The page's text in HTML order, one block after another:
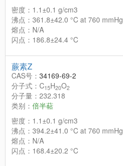
密度：1.1±0.1 g/cm3
沸点：361.8±42.0 °C at 760 mmHg
熔点：N/A
闪点：186.8±24.4 °C
蕨素Z
CAS号： 34169-69-2
分子式：C15H20O2
分子量：232.318
类别： 倍半萜
密度：1.1±0.1 g/cm3
沸点：394.2±41.0 °C at 760 mmHg
熔点：N/A
闪点：168.4±20.2 °C